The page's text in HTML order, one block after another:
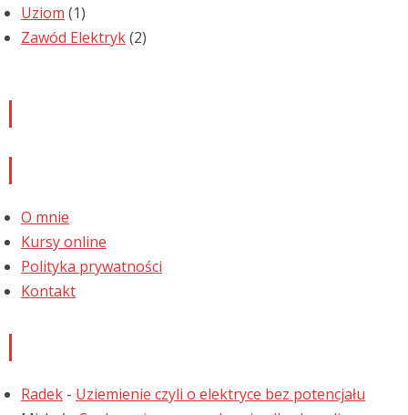
Uziom (1)
Zawód Elektryk(2)
O mnie
Kursy online
Polityka prywatności
Kontakt
Radek - Uziemienie czyli o elektryce bez potencjału